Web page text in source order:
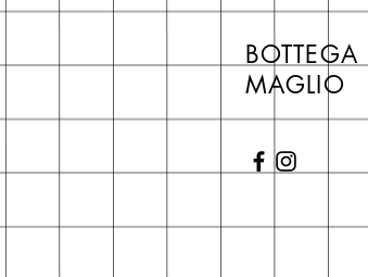
BOTTEGA
MAGLIO